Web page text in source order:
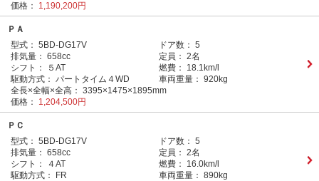
価格：
1,190,200円
ＰＡ
型式： 5BD-DG17V ドア数： 5
排気量： 658cc 定員： 2名
シフト：
５AT 燃費：
18.1km/l
駆動方式： パートタイム４WD 車両重量： 920kg
全長×全幅×全高： 3395×1475×1895mm
価格：
1,204,500円
ＰＣ
型式： 5BD-DG17V ドア数： 5
排気量： 658cc 定員： 2名
シフト：
４AT 燃費：
16.0km/l
駆動方式：
FR 車両重量： 890kg